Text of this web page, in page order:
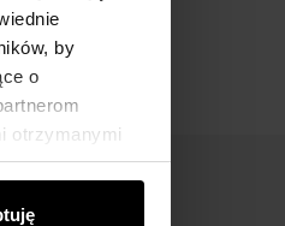
by
o
otrzymanymi